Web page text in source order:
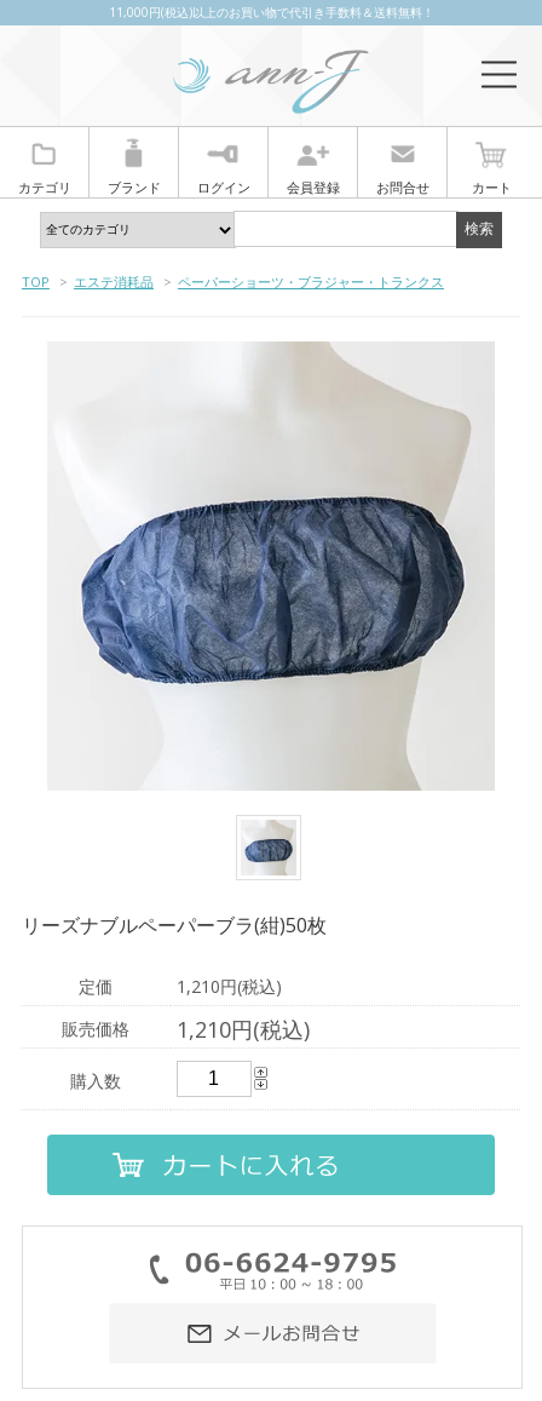
11,000円(税込)以上のお買い物で代引き手数料＆送料無料！
カテゴリ ブランド ログイン 会員登録 お問合せ カート
TOP > エステ消耗品 > ペーパーショーツ・ブラジャー・トランクス
リーズナブルペーパーブラ(紺)50枚
定価
1,210円(税込)
販売価格
1,210円(税込)
購入数